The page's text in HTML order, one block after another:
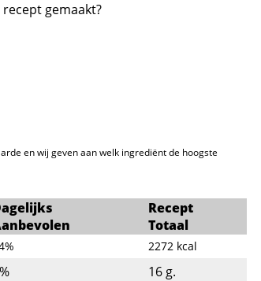
gemaakt?
en wij geven aan welk ingrediënt de hoogste
Recept
Totaal
2272 kcal
16 g.